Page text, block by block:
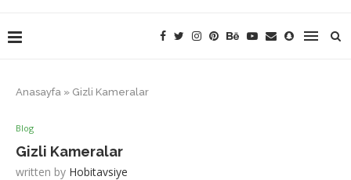
Anasayfa » Gizli Kameralar
Blog
Gizli Kameralar
written by Hobitavsiye